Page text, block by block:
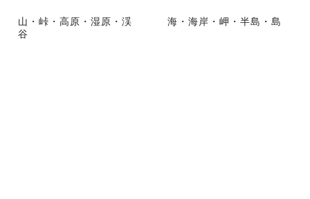
山・峠・高原・湿原・渓
谷
海・海岸・岬・半島・島